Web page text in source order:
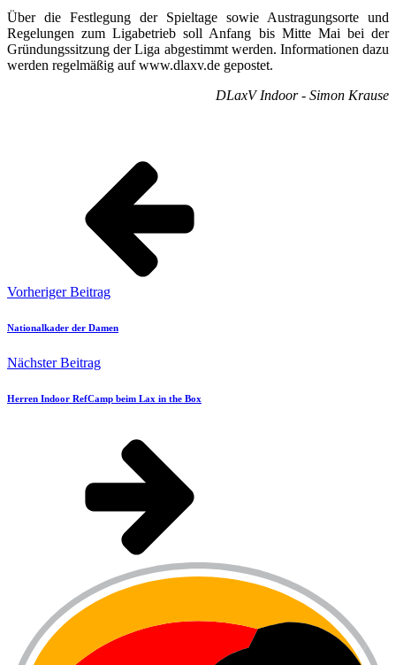
Über die Festlegung der Spieltage sowie Austragungsorte und
Regelungen zum Ligabetrieb soll Anfang bis Mitte Mai bei der
Gründungssitzung der Liga abgestimmt werden. Informationen dazu
werden regelmäßig auf www.dlaxv.de gepostet.
DLaxV Indoor - Simon Krause
Vorheriger Beitrag
Nationalkader der Damen
Nächster Beitrag
Herren Indoor RefCamp beim Lax in the Box